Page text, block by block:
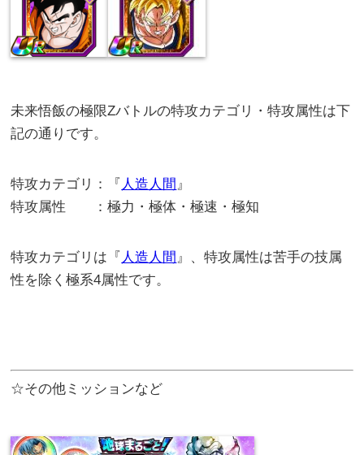
未来悟飯の極限Zバトルの特攻カテゴリ・特攻属性は下
記の通りです。
特攻カテゴリ：『 人造人間 』
特攻属性 ：極力・極体・極速・極知
特攻カテゴリは『 人造人間 』、特攻属性は苦手の技属
性を除く極系4属性です。
☆その他ミッションなど